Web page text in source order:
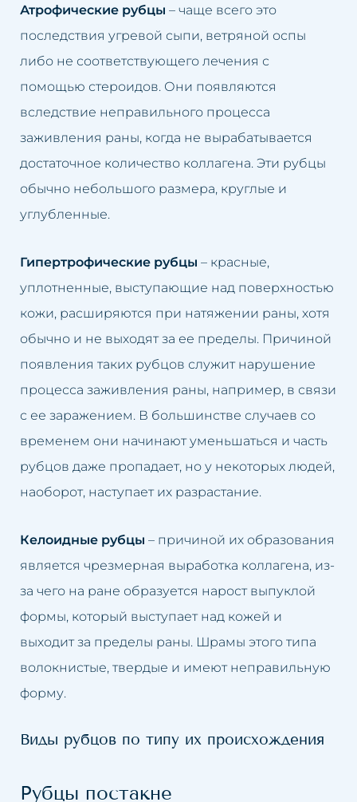
Лимфатические застои
Морщины
Заполнение носогубных
складок
Заполнение долины слез
Закрытие капилляров
Карбокситерапия
Чистка лица с помощью
Кавитационный пилинг
Краков
Атрофические рубцы – чаще всего это
последствия угревой сыпи, ветряной оспы
либо не соответствующего лечения с
помощью стероидов. Они появляются
вследствие неправильного процесса
заживления раны, когда не вырабатывается
достаточное количество коллагена. Эти рубцы
обычно небольшого размера, круглые и
углубленные.
Гипертрофические рубцы – красные,
уплотненные, выступающие над поверхностью
кожи, расширяются при натяжении раны, хотя
обычно и не выходят за ее пределы. Причиной
появления таких рубцов служит нарушение
процесса заживления раны, например, в связи
с ее заражением. В большинстве случаев со
временем они начинают уменьшаться и часть
рубцов даже пропадает, но у некоторых людей,
наоборот, наступает их разрастание.
Келоидные рубцы – причиной их образования
является чрезмерная выработка коллагена, из-
за чего на ране образуется нарост выпуклой
формы, который выступает над кожей и
выходит за пределы раны. Шрамы этого типа
волокнистые, твердые и имеют неправильную
форму.
Виды рубцов по типу их происхождения
Рубцы постакне